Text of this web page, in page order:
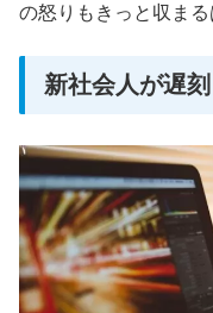
の怒りもきっと収まる
新社会人が遅